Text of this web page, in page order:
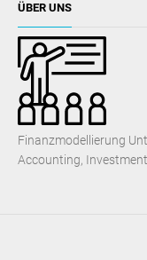
ÜBER UNS
Finanzmodellierung
Accounting,